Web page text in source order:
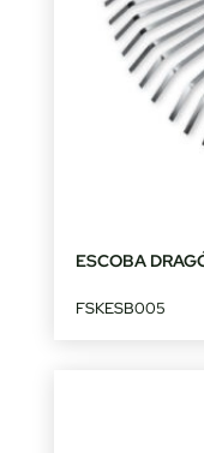
ESCOBA
FSKESB005